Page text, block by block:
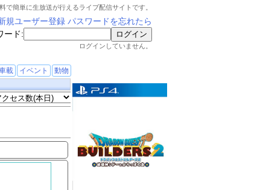
で簡単に生放送が行えるライブ配信サイトです。
規ユーザー登録 パスワードを忘れたら
ード:
ログインしていません。
載 イベント 動物